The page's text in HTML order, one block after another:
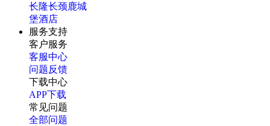
长隆长颈鹿城
堡酒店
服务支持
客户服务
客服中心
问题反馈
下载中心
APP下载
常见问题
全部问题